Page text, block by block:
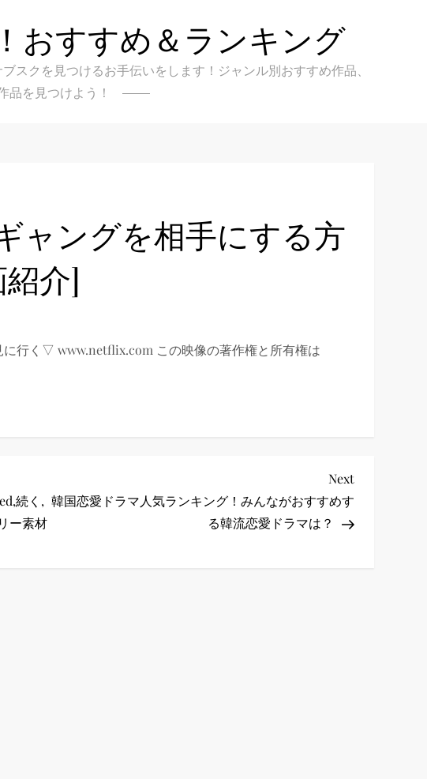
おすすめ＆ランキング
クを見つけるお手伝いをします！ジャンル別おすすめ作品、
品を見つけよう！
ャングを相手にする方
介]
に行く▽ www.netflix.com この映像の著作権と所有権は
続く,
ー素材
Next
Post
Next
韓国恋愛ドラマ人気ランキング！みんながおすすめす
る韓流恋愛ドラマは？